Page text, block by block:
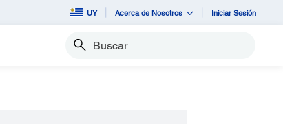
UY Acerca de Nosotros Iniciar Sesión
Buscar